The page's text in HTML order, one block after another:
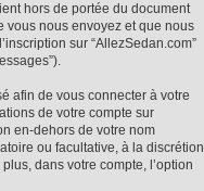
hors de portée du document
vous nous envoyez et que nous
sur “AllezSedan.com”
afin de vous connecter à votre
de votre compte sur
en-dehors de votre nom
ou facultative, à la discrétion
dans votre compte, l’option